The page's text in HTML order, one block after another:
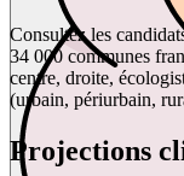
Consultez les
34 000 communes
centre, droite,
(urbain, périurbain,
Projections